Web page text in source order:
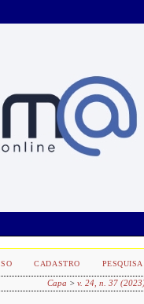
CADASTRO PESQUISA
Capa > v. 24, n. 37